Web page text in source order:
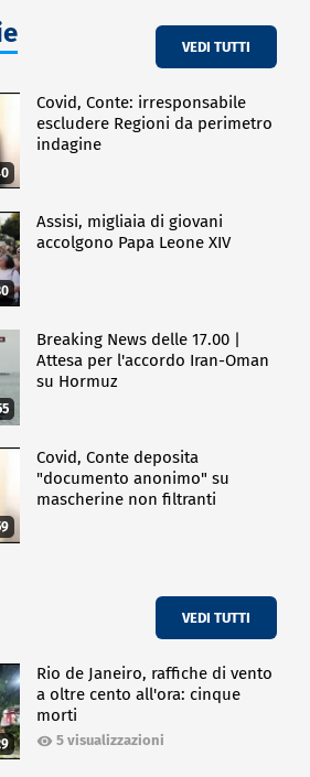
VEDI TUTTI
Covid, Conte: irresponsabile
escludere Regioni da perimetro
indagine
Assisi, migliaia di giovani
accolgono Papa Leone XIV
Breaking News delle 17.00 |
Attesa per l'accordo Iran-Oman
su Hormuz
Covid, Conte deposita
"documento anonimo" su
mascherine non filtranti
VEDI TUTTI
Rio de Janeiro, raffiche di vento
a oltre cento all'ora: cinque
morti
5 visualizzazioni